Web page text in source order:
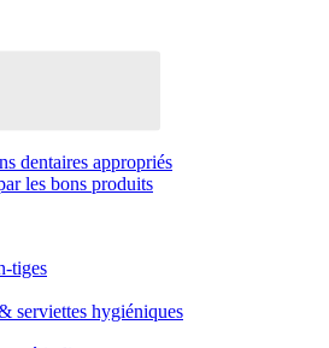
dentaires appropriés
les bons produits
tiges
serviettes hygiéniques